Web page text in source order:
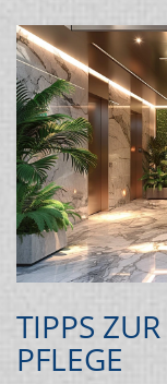
TIPPS
PFLEGE